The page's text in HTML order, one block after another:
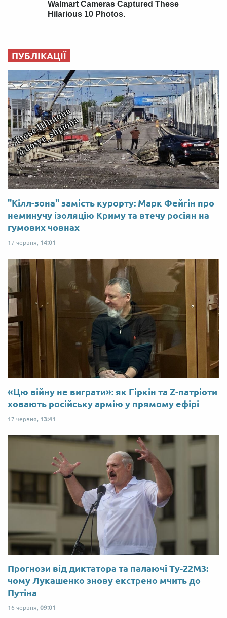
ПУБЛІКАЦІЇ
"Кілл-зона" замість курорту: Марк Фейгін про
неминучу ізоляцію Криму та втечу росіян на
гумових човнах
17 червня, 14:01
«Цю війну не виграти»: як Гіркін та Z-патріоти
ховають російську армію у прямому ефірі
17 червня, 13:41
Прогнози від диктатора та палаючі Ту-22М3:
чому Лукашенко знову екстрено мчить до
Путіна
16 червня, 09:01